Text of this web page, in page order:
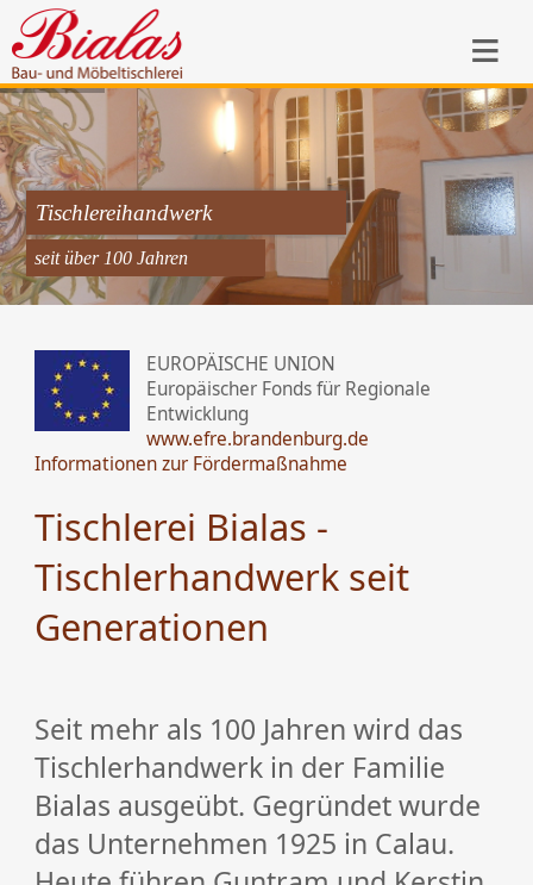
Start
Unternehmen
Leistungen
Referenzen
Kontakt
Impressum
Tischlereihandwerk
seit über 100 Jahren
EUROPÄISCHE UNION
Europäischer Fonds für Regionale
Entwicklung
www.efre.brandenburg.de
Informationen zur Fördermaßnahme
Tischlerei Bialas -
Tischlerhandwerk seit
Generationen
Seit mehr als 100 Jahren wird das
Tischlerhandwerk in der Familie
Bialas ausgeübt. Gegründet wurde
das Unternehmen 1925 in Calau.